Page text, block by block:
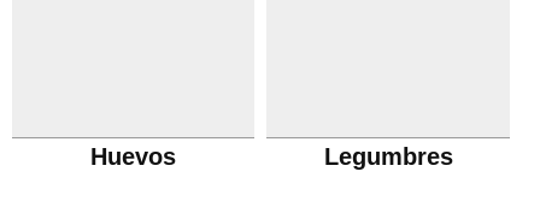
Huevos Legumbres